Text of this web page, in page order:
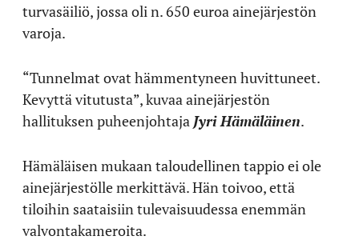
turvasäiliö, jossa oli n. 650 euroa ainejärjestön
varoja.
“Tunnelmat ovat hämmentyneen huvittuneet.
Kevyttä vitutusta”, kuvaa ainejärjestön
hallituksen puheenjohtaja Jyri Hämäläinen.
Hämäläisen mukaan taloudellinen tappio ei ole
ainejärjestölle merkittävä. Hän toivoo, että
tiloihin saataisiin tulevaisuudessa enemmän
valvontakameroita.